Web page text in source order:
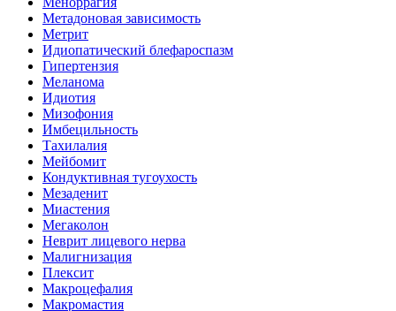
Метадоновая зависимость
Метрит
Идиопатический блефароспазм
Гипертензия
Меланома
Идиотия
Мизофония
Имбецильность
Тахилалия
Мейбомит
Кондуктивная тугоухость
Мезаденит
Миастения
Мегаколон
Неврит лицевого нерва
Малигнизация
Плексит
Макроцефалия
Макромастия